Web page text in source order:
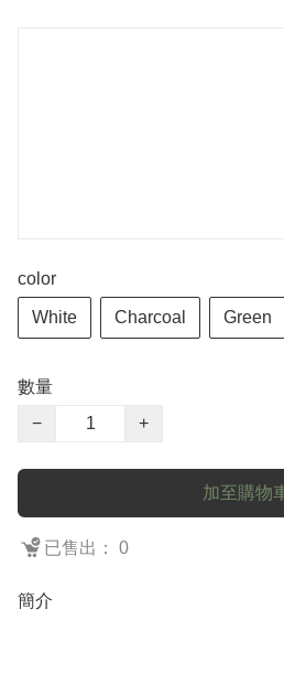
color
White Charcoal Green
數量
−
+
加至購物
已售出： 0
簡介